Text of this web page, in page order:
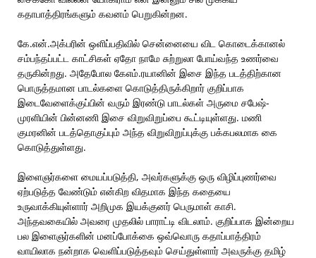
கதாபாத்திரங்களும் கவனம் பெறுகின்றன.
கே.என்.அக்பரின் ஒளிப்பதிவில் சென்னையை விட கொடைக்கானல்
சம்பந்தப்பட்ட காட்சிகள் ஏதோ நாமே சுற்றுலா போய்வந்த உணர்வை
தருகின்றது. அதேபோல கேஎம்.ரயானின் இசை இந்த படத்திற்கான
பொருத்தமான பாடல்களை கொடுத்திருக்கிறார் குறிப்பாக
இடைவேளைக்குப்பின் வரும் இரண்டு பாடல்கள் அருமை சபேஷ்-
முரளியின் பின்னணி இசை விறுவிறுப்பை கூட்டியுள்ளது. மணி
குமரனின் படத்தொகுப்பும் அந்த விறுவிறுப்புக்கு பக்கபலமாக கை
கொடுத்துள்ளது.
இளைஞர்களை மையப்படுத்தி, அவர்களுக்கு ஒரு விழிப்புணர்வை
ஏற்படுத்த வேண்டும் என்கிற விதமாக இந்த கதையை
உருவாக்கியுள்ளார் அறிமுக இயக்குனர் பெருமாள் காசி.
அந்தவகையில் அவரை முதலில் பாராட்டி விடலாம். குறிப்பாக இன்றைய
பல இளைஞர்களின் மனப்போக்கை ஒவ்வொரு கதாப்பாத்திரம்
வாயிலாக நன்றாக வெளிப்படுத்தவும் செய்துள்ளார் அவருக்கு தமிழ்